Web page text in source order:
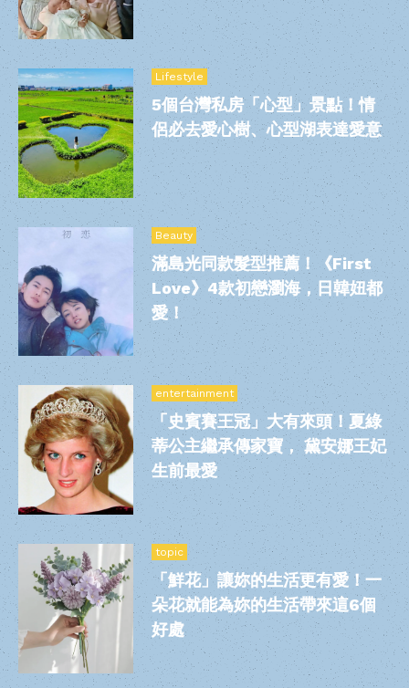
Lifestyle
5個台灣私房「心型」景點！情
侶必去愛心樹、心型湖表達愛意
Beauty
滿島光同款髮型推薦！《First
Love》4款初戀瀏海，日韓妞都
愛！
entertainment
「史賓賽王冠」大有來頭！夏綠
蒂公主繼承傳家寶， 黛安娜王妃
生前最愛
topic
「鮮花」讓妳的生活更有愛！一
朵花就能為妳的生活帶來這6個
好處